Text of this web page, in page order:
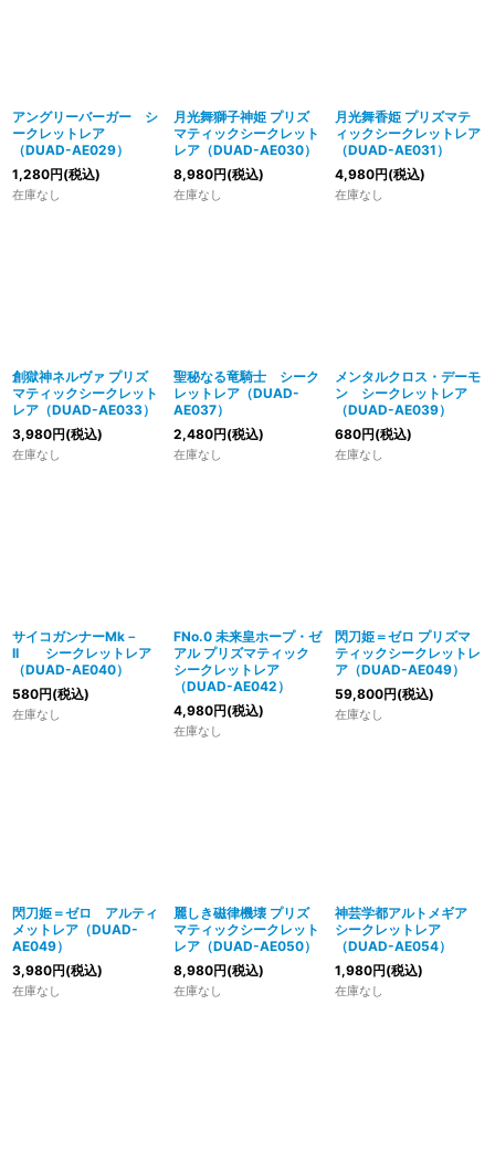
アングリーバーガー シ
ークレットレア
（DUAD-AE029）
1,280円(税込)
在庫なし
月光舞獅子神姫 プリズ
マティックシークレット
レア（DUAD-AE030）
8,980円(税込)
在庫なし
月光舞香姫 プリズマテ
ィックシークレットレア
（DUAD-AE031）
4,980円(税込)
在庫なし
創獄神ネルヴァ プリズ
マティックシークレット
レア（DUAD-AE033）
3,980円(税込)
在庫なし
聖秘なる竜騎士 シーク
レットレア（DUAD-
AE037）
2,480円(税込)
在庫なし
メンタルクロス・デーモ
ン シークレットレア
（DUAD-AE039）
680円(税込)
在庫なし
サイコガンナーMk－
II シークレットレア
（DUAD-AE040）
580円(税込)
在庫なし
FNo.0 未来皇ホープ・ゼ
アル プリズマティック
シークレットレア
（DUAD-AE042）
4,980円(税込)
在庫なし
閃刀姫＝ゼロ プリズマ
ティックシークレットレ
ア（DUAD-AE049）
59,800円(税込)
在庫なし
閃刀姫＝ゼロ アルティ
メットレア（DUAD-
AE049）
3,980円(税込)
在庫なし
麗しき磁律機壊 プリズ
マティックシークレット
レア（DUAD-AE050）
8,980円(税込)
在庫なし
神芸学都アルトメギア
シークレットレア
（DUAD-AE054）
1,980円(税込)
在庫なし